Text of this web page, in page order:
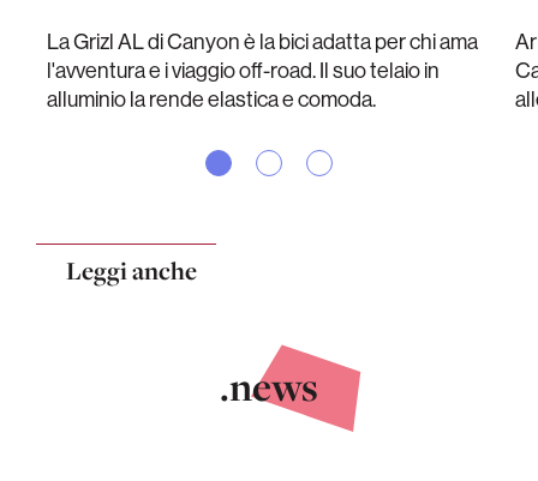
La Grizl AL di Canyon è la bici adatta per chi ama
l'avventura e i viaggio off-road. Il suo telaio in
alluminio la rende elastica e comoda.
Leggi anche
.news